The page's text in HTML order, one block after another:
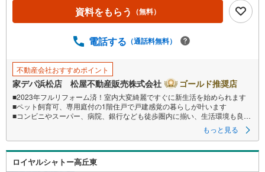
資料をもらう （無料）
電話する （通話料無料）
不動産会社おすすめポイント
家デパ浜松店 松屋不動産販売株式会社 ゴールド推奨店
■2023年フルリフォーム済！室内大変綺麗ですぐに新生活を始められます
■ペット飼育可、専用庭付の1階住戸で戸建感覚の暮らしが叶います
■コンビニやスーパー、病院、銀行なども徒歩圏内に揃い、生活環境も良好
●松屋不動産販売株式会社 家デパのつよみ●
もっと見る
ロイヤルシャトー高丘東